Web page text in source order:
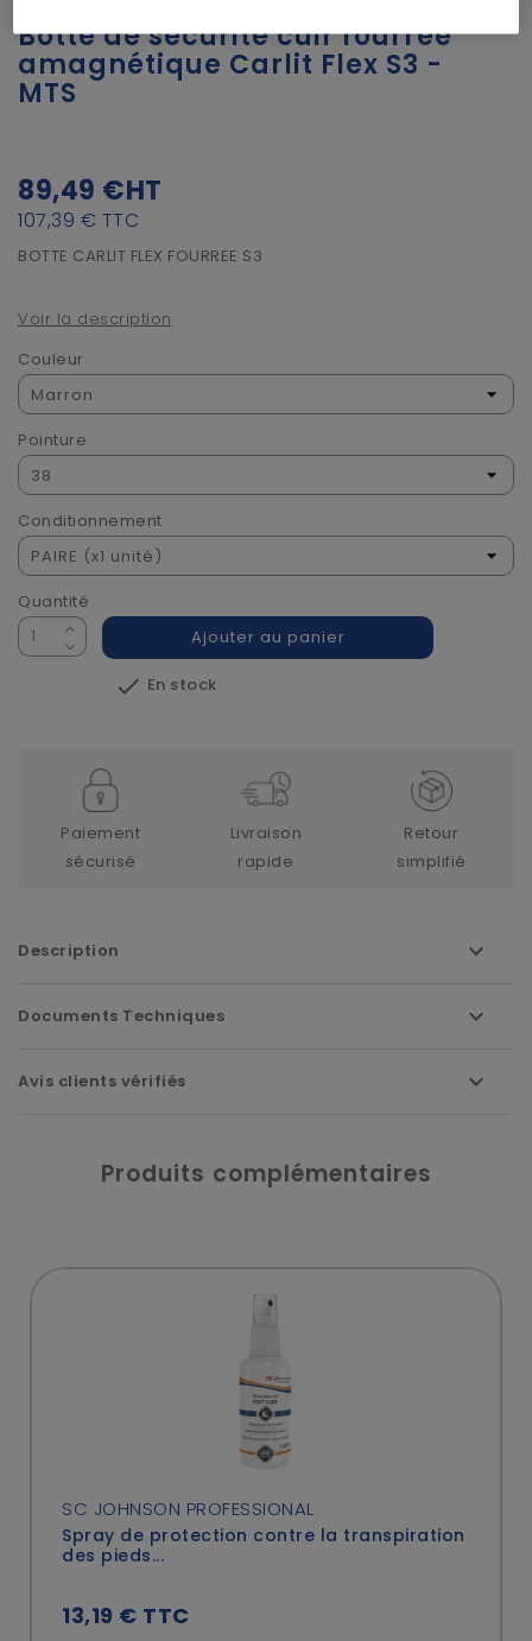
Botte de sécurité cuir fourrée
amagnétique Carlit Flex S3 -
MTS
89,49 €HT
107,39 € TTC
BOTTE CARLIT FLEX FOURREE S3
Voir la description
Couleur
Pointure
Conditionnement
Quantité
Ajouter au panier
 En stock
Paiement
sécurisé
Livraison
rapide
Retour
simplifié
Description
Documents Techniques
Avis clients vérifiés
Produits complémentaires
SC JOHNSON PROFESSIONAL
Spray de protection contre la transpiration
des pieds...
13,19 € TTC